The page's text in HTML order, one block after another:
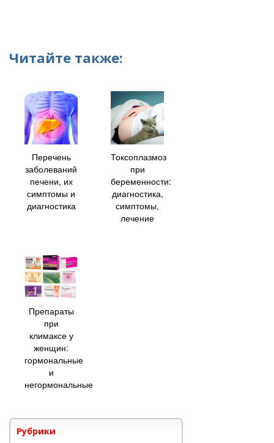
Читайте также:
Перечень
заболеваний
печени, их
симптомы и
диагностика
Токсоплазмоз
при
беременности:
диагностика,
симптомы,
лечение
Препараты
при
климаксе у
женщин:
гормональные
и
негормональные
Рубрики